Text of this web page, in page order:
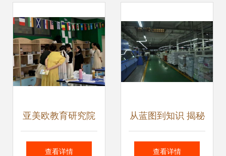
亚美欧教育研究院
2021暑期整本书阅
查看详情
从蓝图到知识 揭秘
一本教育图书的诞
查看详情